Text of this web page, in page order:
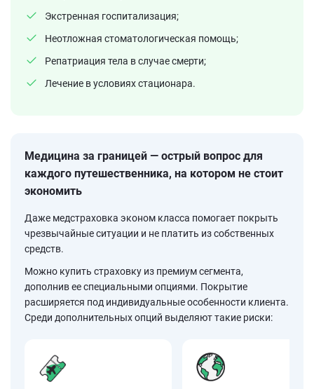
Экстренная госпитализация;
Неотложная стоматологическая помощь;
Репатриация тела в случае смерти;
Лечение в условиях стационара.
Медицина за границей — острый вопрос для
каждого путешественника, на котором не стоит
экономить
Даже медстраховка эконом класса помогает покрыть
чрезвычайные ситуации и не платить из собственных
средств.
Можно купить страховку из премиум сегмента,
дополнив ее специальными опциями. Покрытие
расширяется под индивидуальные особенности клиента.
Среди дополнительных опций выделяют такие риски: